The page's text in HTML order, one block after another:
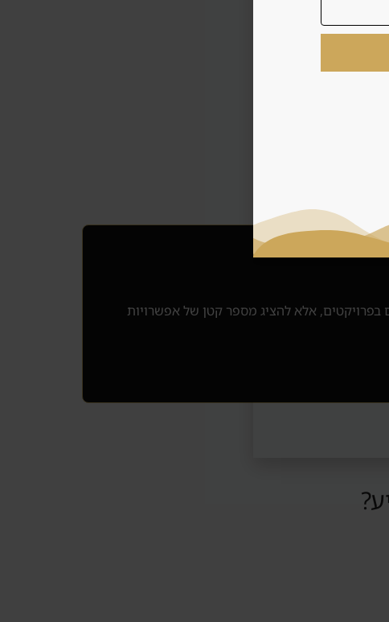
בפרויקטים, אלא להציג מספר קטן של אפשרויות